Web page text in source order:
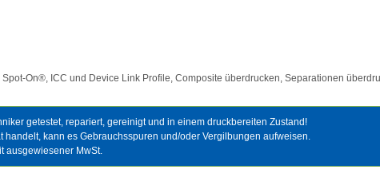
On®, ICC und Device Link Profile, Composite überdrucken, Separationen
getestet, repariert, gereinigt und in einem druckbereiten Zustand!
handelt, kann es Gebrauchsspuren und/oder Vergilbungen aufweisen.
ausgewiesener MwSt.